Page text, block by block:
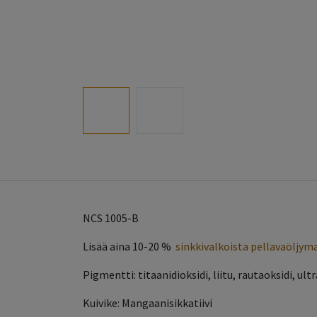
NCS 1005-B
Lisää aina 10-20 % sinkkivalkoista
Pigmentti: titaanidioksidi, liitu, rautaoksidi,
Kuivike: Mangaanisikkatiivi